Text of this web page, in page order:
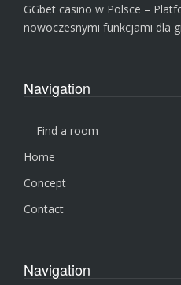
GGbet casino w Polsce –
nowoczesnymi funkcjami dla
Navigation
Find a room
Home
Concept
Contact
Navigation